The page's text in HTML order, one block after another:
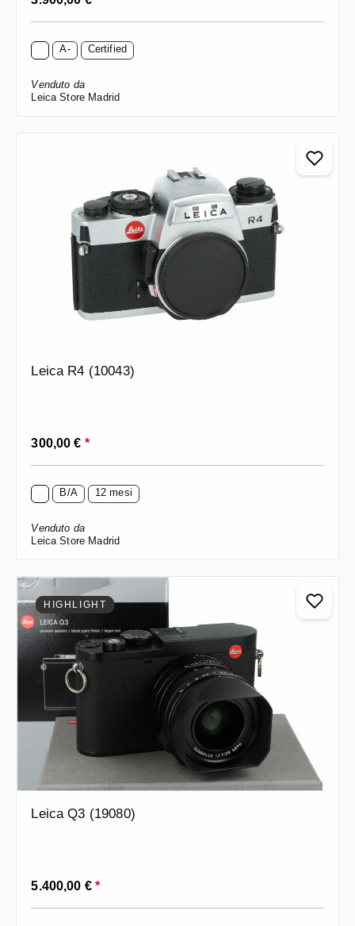
A- Certified
Venduto da
Leica Store Madrid
Leica R4 (10043)
Prezzo normale:
300,00 € *
B/A 12 mesi
Venduto da
Leica Store Madrid
HIGHLIGHT
Leica Q3 (19080)
Prezzo normale:
5.400,00 €*